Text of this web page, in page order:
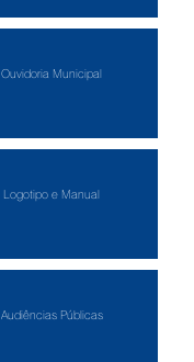
Ouvidoria Municipal
Logotipo e Manual
Audiências Públicas